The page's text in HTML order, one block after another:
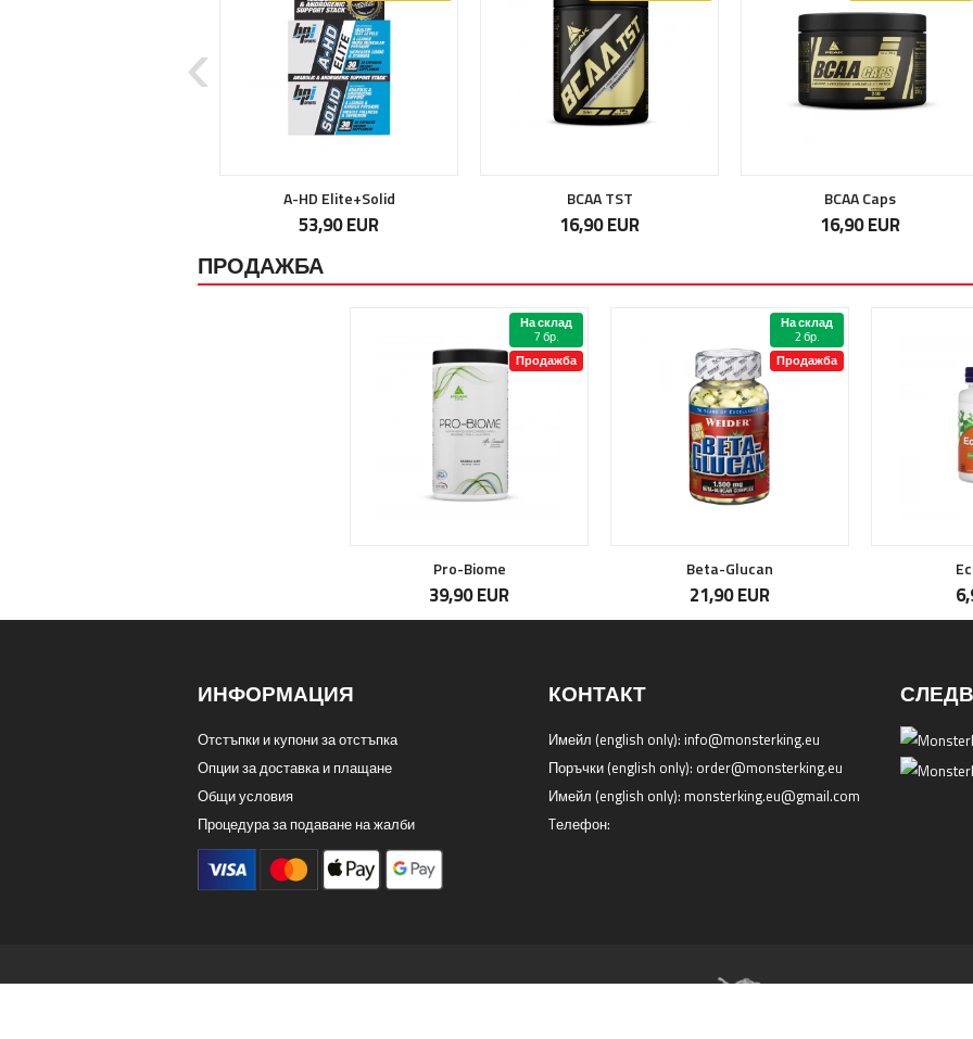
A-HD Elite+Solid
53,90 EUR
BCAA TST
16,90 EUR
BCAA Caps
16,90 EUR
ПРОДАЖБА
На склад
7 бр.
Продажба
Pro-Biome
39,90 EUR
На склад
2 бр.
Продажба
Beta-Glucan
21,90 EUR
ИНФОРМАЦИЯ
Отстъпки и купони за отстъпка
Опции за доставка и плащане
Общи условия
Процедура за подаване на жалби
КОНТАКТ
Имейл (english only):info@monsterking.eu
Поръчки (english only): order@monsterking.eu
Имейл (english only):monsterking.eu@gmail.com
Tелефон: